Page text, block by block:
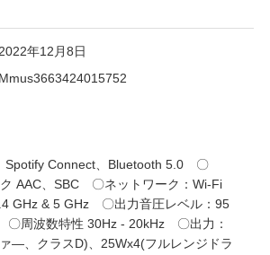
年12月8日
Mmus3663424015752
Spotify Connect、Bluetooth 5.0 〇
AAC、SBC 〇ネットワーク：Wi-Fi
GHz & 5 GHz 〇出力音圧レベル：95
周波数特性 30Hz - 20kHz 〇出力：
―、クラスD)、25Wx4(フルレンジドラ